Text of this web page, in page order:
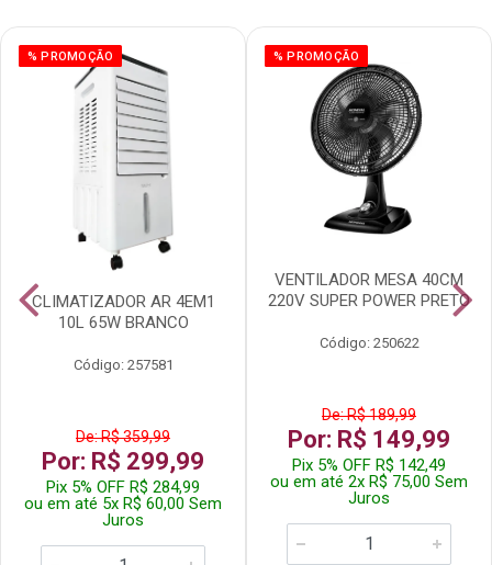
% PROMOÇÃO
CLIMATIZADOR AR 4EM1
10L 65W BRANCO
Código: 257581
De: R$ 359,99
Por: R$ 299,99
Pix 5% OFF R$ 284,99
ou em até 5x R$ 60,00 Sem
Juros
% PROMOÇÃO
VENTILADOR MESA 40CM
220V SUPER POWER PRETO
Código: 250622
De: R$ 189,99
Por: R$ 149,99
Pix 5% OFF R$ 142,49
ou em até 2x R$ 75,00 Sem
Juros